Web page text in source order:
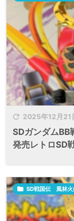
 2025年12月21
SDガンダム
発売レトロSD
 SD戦国伝 風林火